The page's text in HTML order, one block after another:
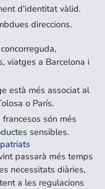
d'identitat vàlid.
direccions.
viatges a Barcelona i
està més associat al
o París.
són més
sensibles.
passarà més temps
necessitats diàries,
a les regulacions